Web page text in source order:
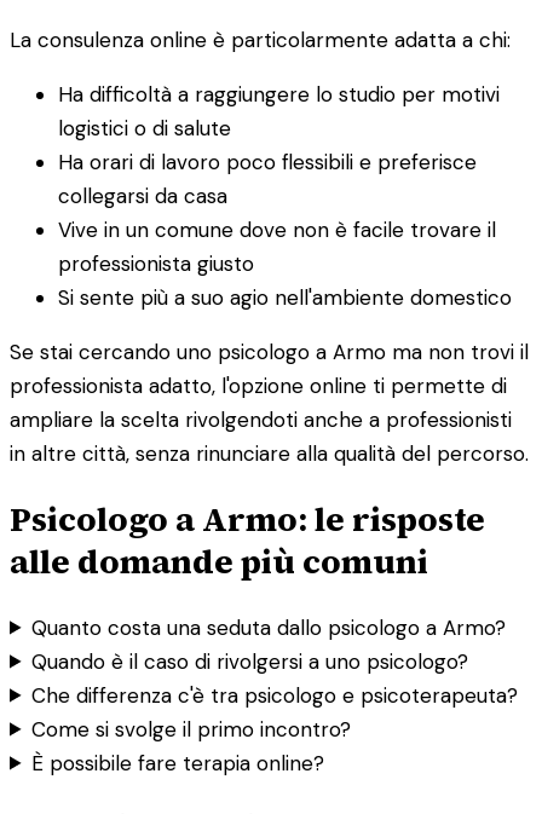
La consulenza online è particolarmente adatta a chi:
Ha difficoltà a raggiungere lo studio per motivi
logistici o di salute
Ha orari di lavoro poco flessibili e preferisce
collegarsi da casa
Vive in un comune dove non è facile trovare il
professionista giusto
Si sente più a suo agio nell'ambiente domestico
Se stai cercando uno psicologo a Armo ma non trovi il
professionista adatto, l'opzione online ti permette di
ampliare la scelta rivolgendoti anche a professionisti
in altre città, senza rinunciare alla qualità del percorso.
Psicologo a Armo: le risposte
alle domande più comuni
Quanto costa una seduta dallo psicologo a Armo?
Quando è il caso di rivolgersi a uno psicologo?
Che differenza c'è tra psicologo e psicoterapeuta?
Come si svolge il primo incontro?
È possibile fare terapia online?